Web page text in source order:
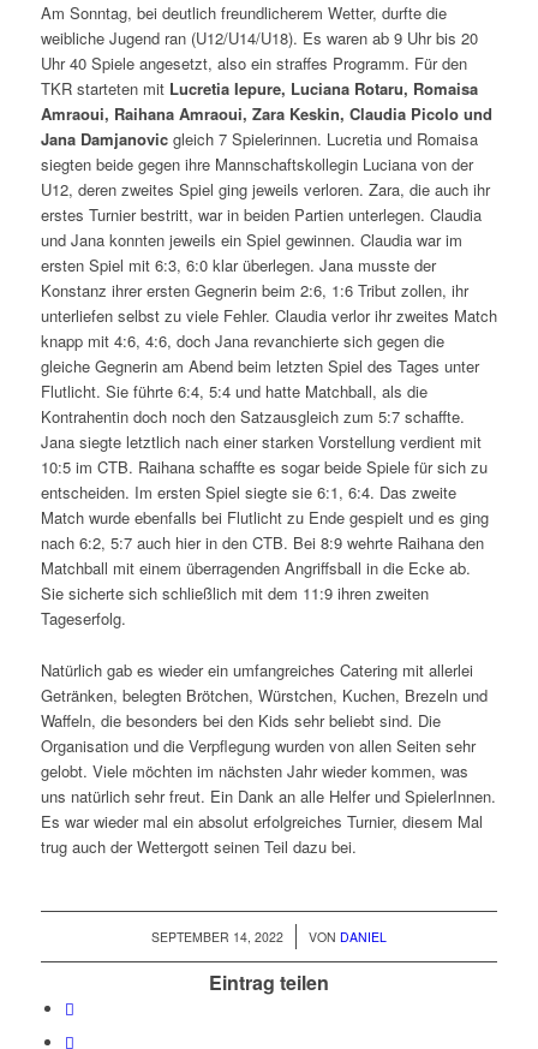
Am Sonntag, bei deutlich freundlicherem Wetter, durfte die
weibliche Jugend ran (U12/U14/U18). Es waren ab 9 Uhr bis 20
Uhr 40 Spiele angesetzt, also ein straffes Programm. Für den
TKR starteten mit Lucretia Iepure, Luciana Rotaru, Romaisa
Amraoui, Raihana Amraoui, Zara Keskin, Claudia Picolo und
Jana Damjanovicgleich 7 Spielerinnen. Lucretia und Romaisa
siegten beide gegen ihre Mannschaftskollegin Luciana von der
U12, deren zweites Spiel ging jeweils verloren. Zara, die auch ihr
erstes Turnier bestritt, war in beiden Partien unterlegen. Claudia
und Jana konnten jeweils ein Spiel gewinnen. Claudia war im
ersten Spiel mit 6:3, 6:0 klar überlegen. Jana musste der
Konstanz ihrer ersten Gegnerin beim 2:6, 1:6 Tribut zollen, ihr
unterliefen selbst zu viele Fehler. Claudia verlor ihr zweites Match
knapp mit 4:6, 4:6, doch Jana revanchierte sich gegen die
gleiche Gegnerin am Abend beim letzten Spiel des Tages unter
Flutlicht. Sie führte 6:4, 5:4 und hatte Matchball, als die
Kontrahentin doch noch den Satzausgleich zum 5:7 schaffte.
Jana siegte letztlich nach einer starken Vorstellung verdient mit
10:5 im CTB. Raihana schaffte es sogar beide Spiele für sich zu
entscheiden. Im ersten Spiel siegte sie 6:1, 6:4. Das zweite
Match wurde ebenfalls bei Flutlicht zu Ende gespielt und es ging
nach 6:2, 5:7 auch hier in den CTB. Bei 8:9 wehrte Raihana den
Matchball mit einem überragenden Angriffsball in die Ecke ab.
Sie sicherte sich schließlich mit dem 11:9 ihren zweiten
Tageserfolg.
Natürlich gab es wieder ein umfangreiches Catering mit allerlei
Getränken, belegten Brötchen, Würstchen, Kuchen, Brezeln und
Waffeln, die besonders bei den Kids sehr beliebt sind. Die
Organisation und die Verpflegung wurden von allen Seiten sehr
gelobt. Viele möchten im nächsten Jahr wieder kommen, was
uns natürlich sehr freut. Ein Dank an alle Helfer und SpielerInnen.
Es war wieder mal ein absolut erfolgreiches Turnier, diesem Mal
trug auch der Wettergott seinen Teil dazu bei.
SEPTEMBER 14, 2022
/ VON DANIEL
Eintrag teilen